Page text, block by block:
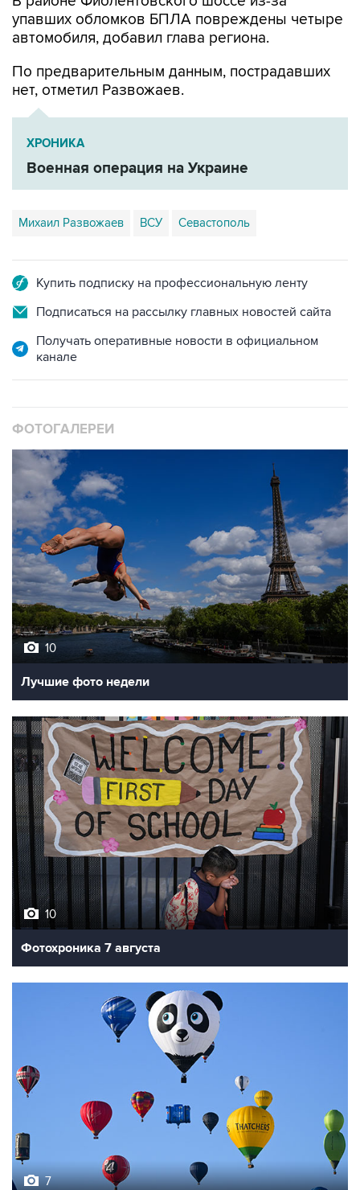
упавших обломков БПЛА повреждены четыре
автомобиля, добавил глава региона.
По предварительным данным, пострадавших
нет, отметил Развожаев.
ХРОНИКА
Военная операция на Украине
Михаил Развожаев ВСУ Севастополь
Купить подписку на профессиональную ленту
Подписаться на рассылку главных новостей сайта
Получать оперативные новости в официальном
канале
ФОТОГАЛЕРЕИ
10
Лучшие фото недели
10
Фотохроника 7 августа
7